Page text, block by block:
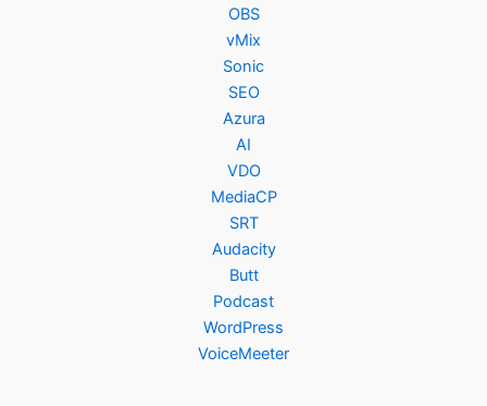
OBS
vMix
Sonic
SEO
Azura
AI
VDO
MediaCP
SRT
Audacity
Butt
Podcast
WordPress
VoiceMeeter